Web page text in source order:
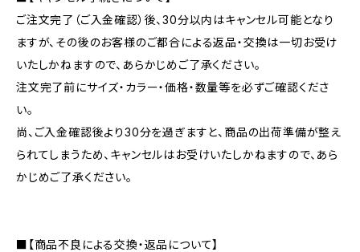
ご注文完了（ご入金確認）後、30分以内はキャンセル可能となり
ますが、その後のお客様のご都合による返品・交換は一切お受け
いたしかねますので、あらかじめご了承ください。
注文完了前にサイズ・カラー・価格・数量等を必ずご確認くださ
い。
尚、ご入金確認後より30分を過ぎますと、商品の出荷準備が整え
られてしまうため、キャンセルはお受けいたしかねますので、あら
かじめご了承ください。
■【商品不良による交換・返品について】